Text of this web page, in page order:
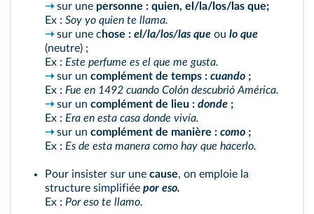
➝sur une personne : quien, el/la/los/las que;
Ex : Soy yo quien te llama.
➝sur une c hose : el/la/los/las que ou lo que
(neutre) ;
Ex : Este perfume es el que me gusta.
➝sur un complément de temps : cuando ;
Ex : Fue en 1492 cuando Colón descubrió América.
➝sur un complément de lieu : donde ;
Ex : Era en esta casa donde vivía.
➝sur un complément de manière : como ;
Ex : Es de esta manera como hay que hacerlo.
Pour insister sur une cause, on emploie la
structure simplifiée por eso.
Ex : Por eso te llamo.